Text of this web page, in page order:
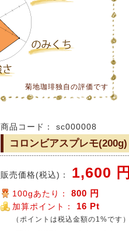
菊地珈琲独自の評価です
商品コード： sc000008
コロンビアスプレモ(200g)
販売価格(税込)： 1,600 円
100gあたり： 800 円
加算ポイント： 16 Pt
（ポイントは税込金額の1%です）